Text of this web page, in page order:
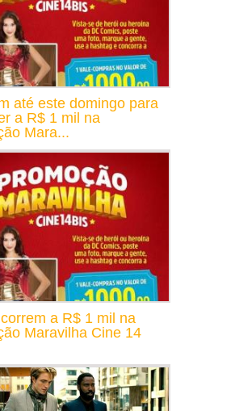
até este domingo para
a R$ 1 mil na
Mara...
a R$ 1 mil na
Maravilha Cine 14